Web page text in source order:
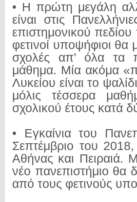
• Η πρώτη μεγάλη
είναι στις
επιστημονικού
φετινοί υποψήφιοι θα
σχολές απ’ όλα τα
μάθημα. Μία ακόμα
Λυκείου είναι το
μόλις τέσσερα
σχολικού έτους κατά
• Εγκαίνια του
Σεπτέμβριο του
Αθήνας και Πειραιά.
νέο πανεπιστήμιο θα
από τους φετινούς